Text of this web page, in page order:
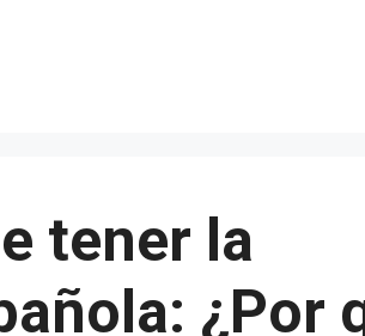
tener la
¿Por